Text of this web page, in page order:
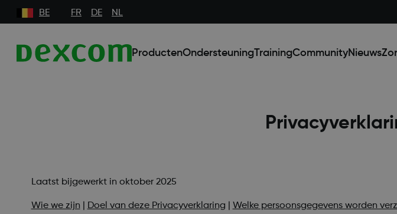
BE FR DE NL
ProductenOndersteuningTrainingCommunityNieuws
Laatst bijgewerkt in oktober 2025
Wie we zijn Doel van deze Privacyverklaring Welke persoonsgegevens worden